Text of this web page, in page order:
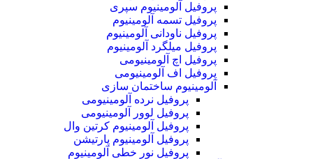
پروفیل آلومینیوم سپری
پروفیل تسمه آلومینیوم
پروفیل ناودانی آلومینیوم
پروفیل میلگرد آلومینیوم
پروفیل اچ آلومینیومی
پروفیل اف آلومینیومی
آلومینیوم ساختمان سازی
پروفیل نرده آلومینیومی
پروفیل لوور آلومینیومی
پروفیل آلومینیوم کرتین وال
پروفیل آلومینیوم پارتیشن
پروفیل نور خطی آلومینیوم